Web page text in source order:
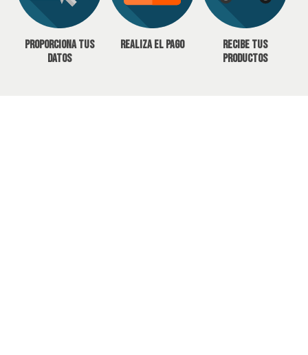
Proporciona tus
datos
Realiza el pago
Recibe tus
productos